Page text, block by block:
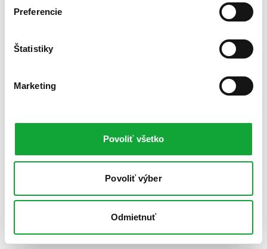
Preferencie
Štatistiky
Marketing
Povoliť všetko
Povoliť výber
Odmietnuť